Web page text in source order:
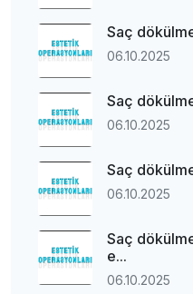
Saç
06.10.2025
Saç
06.10.2025
Saç
06.10.2025
Saç
e...
06.10.2025